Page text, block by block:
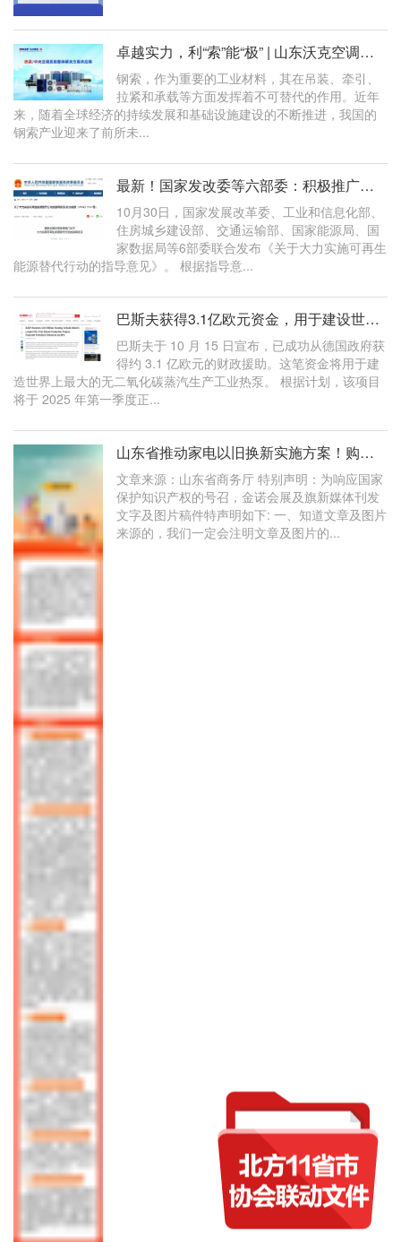
卓越实力，利“索”能“极” | 山东沃克空调为中国钢索巨头企业打造高品质空
钢索，作为重要的工业材料，其在吊装、牵引、
拉紧和承载等方面发挥着不可替代的作用。近年
来，随着全球经济的持续发展和基础设施建设的不断推进，我国的
钢索产业迎来了前所未...
最新！国家发改委等六部委：积极推广太阳能热应用；推进地热能、空气源热泵
10月30日，国家发展改革委、工业和信息化部、
住房城乡建设部、交通运输部、国家能源局、国
家数据局等6部委联合发布《关于大力实施可再生
能源替代行动的指导意见》。 根据指导意...
巴斯夫获得3.1亿欧元资金，用于建设世界上最大的无二氧化碳蒸汽工业热泵生产
巴斯夫于 10 月 15 日宣布，已成功从德国政府获
得约 3.1 亿欧元的财政援助。这笔资金将用于建
造世界上最大的无二氧化碳蒸汽生产工业热泵。 根据计划，该项目
将于 2025 年第一季度正...
山东省推动家电以旧换新实施方案！购买空气源热泵等家电产品每人每类最高可
文章来源：山东省商务厅 特别声明：为响应国家
保护知识产权的号召，金诺会展及旗新媒体刊发
文字及图片稿件特声明如下: 一、知道文章及图片
来源的，我们一定会注明文章及图片的...